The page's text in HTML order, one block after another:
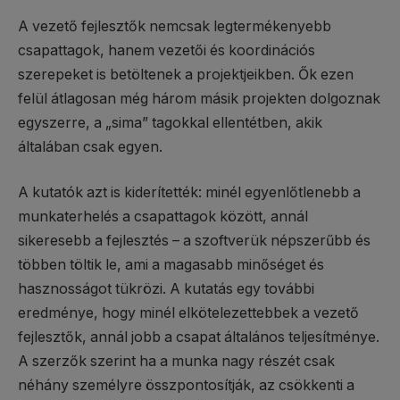
A vezető fejlesztők nemcsak legtermékenyebb
csapattagok, hanem vezetői és koordinációs
szerepeket is betöltenek a projektjeikben. Ők ezen
felül átlagosan még három másik projekten dolgoznak
egyszerre, a „sima” tagokkal ellentétben, akik
általában csak egyen.
A kutatók azt is kiderítették: minél egyenlőtlenebb a
munkaterhelés a csapattagok között, annál
sikeresebb a fejlesztés – a szoftverük népszerűbb és
többen töltik le, ami a magasabb minőséget és
hasznosságot tükrözi. A kutatás egy további
eredménye, hogy minél elkötelezettebbek a vezető
fejlesztők, annál jobb a csapat általános teljesítménye.
A szerzők szerint ha a munka nagy részét csak
néhány személyre összpontosítják, az csökkenti a